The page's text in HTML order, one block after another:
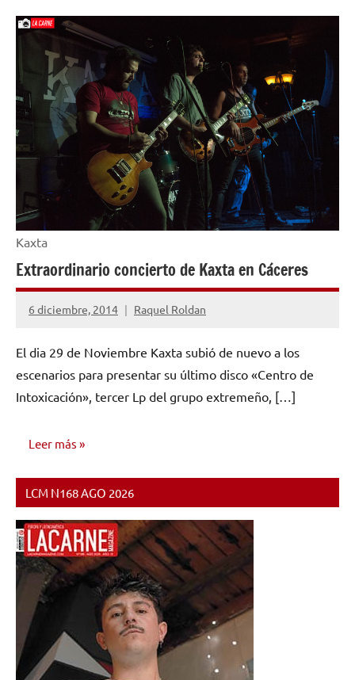
NOTICIAS
Kaxta
Extraordinario concierto de Kaxta en Cáceres
6 diciembre, 2014 Raquel Roldan
No
comentarios
El dia 29 de Noviembre Kaxta subió de nuevo a los
escenarios para presentar su último disco «Centro de
Intoxicación», tercer Lp del grupo extremeño, […]
Leer más
NOTICIAS
LCM N168 AGO 2026